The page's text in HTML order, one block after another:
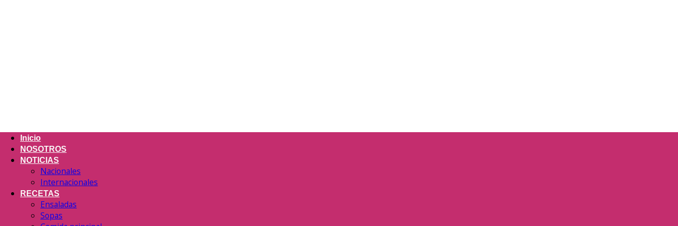
Inicio
NOSOTROS
NOTICIAS
Nacionales
Internacionales
RECETAS
Ensaladas
Sopas